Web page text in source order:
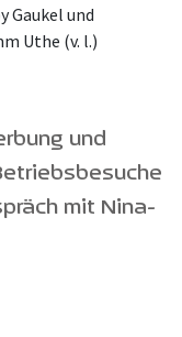
Gaukel und
Uthe (v. l.)
und
mit Nina-